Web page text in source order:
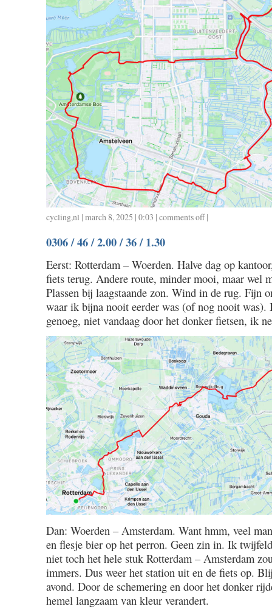
cycling,nl | march 8, 2025 | 0:03 | comments offon
/
1.15
|
0306 / 46 / 2.00 / 36 / 1.30
Eerst: Rotterdam – Woerden. Halve dag op
fiets terug. Andere route, minder mooi, maar wel
Plassen bij laagstaande zon. Wind in de rug. Fijn
waar ik bijna nooit eerder was (of nog nooit was).
genoeg, niet vandaag door het donker fietsen, ik
Dan: Woerden – Amsterdam. Want hmm, veel
en flesje bier op het perron. Geen zin in. Ik
niet toch het hele stuk Rotterdam – Amsterdam
immers. Dus weer het station uit en de fiets op.
avond. Door de schemering en door het donker
hemel langzaam van kleur verandert.